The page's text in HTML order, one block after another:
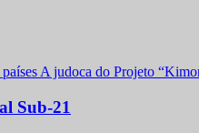
Sub-21